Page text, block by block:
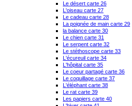
Le désert carte 26
L'oiseau carte 27
Le cadeau carte 28
La poignée de main carte 29
la balance carte 30
Le chien carte 31
Le serpent carte 32
Le stéthoscope carte 33
L'écureuil carte 34
L'hôpital carte 35
Le coeur partagé carte 36
Le coquillage carte 37
L'éléphant carte 38
Le rat carte 39
Les papiers carte 40